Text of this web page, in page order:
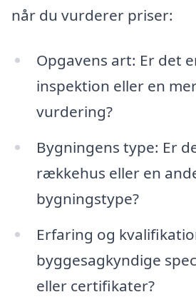
når du vurderer priser:
Opgavens art: Er det
inspektion eller en
vurdering?
Bygningens type: Er
rækkehus eller en
bygningstype?
Erfaring og
byggesagkyndige
eller certifikater?